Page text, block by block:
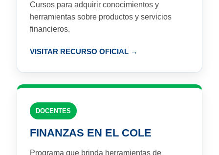
Cursos para adquirir conocimientos y
herramientas sobre productos y servicios
financieros.
VISITAR RECURSO OFICIAL
DOCENTES
FINANZAS EN EL COLE
Programa que brinda herramientas de